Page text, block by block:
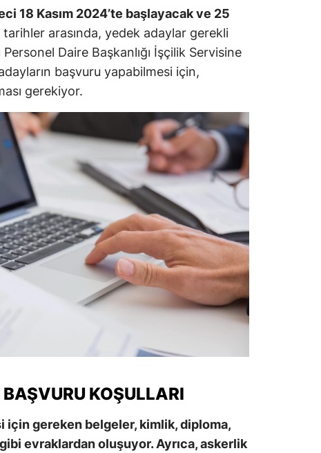
18 Kasım 2024’te başlayacak ve 25
tarihler arasında, yedek adaylar gerekli
Daire Başkanlığı İşçilik Servisine
başvuru yapabilmesi için,
gerekiyor.
BAŞVURU KOŞULLARI
için gereken belgeler, kimlik, diploma,
evraklardan oluşuyor. Ayrıca, askerlik